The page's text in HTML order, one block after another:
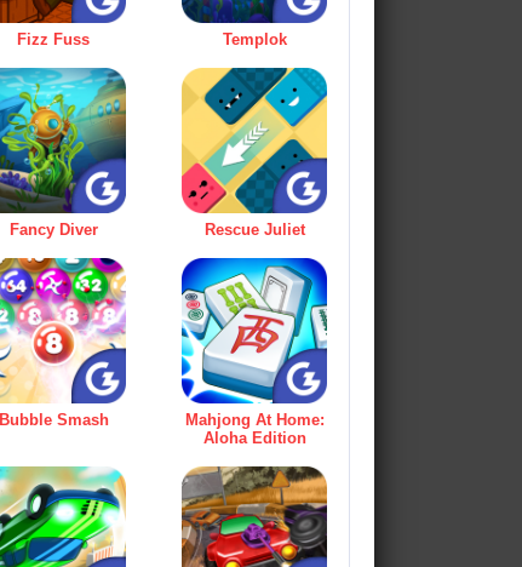
Fizz Fuss Templok
Fancy Diver Rescue Juliet
Bubble Smash
Mahjong At Home:
Aloha Edition